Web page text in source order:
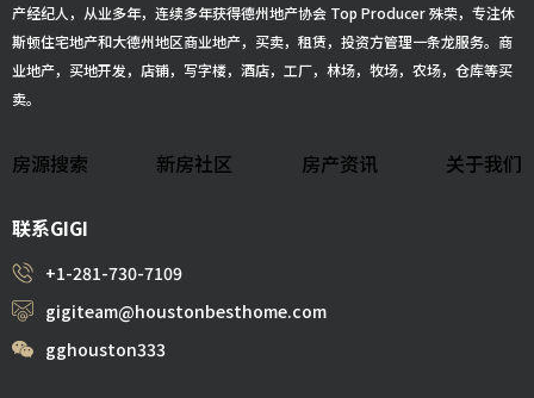
产经纪人，从业多年，连续多年获得德州地产协会 Top Producer 殊荣，专注休
斯顿住宅地产和大德州地区商业地产，买卖，租赁，投资方管理一条龙服务。商
业地产，买地开发，店铺，写字楼，酒店，工厂，林场，牧场，农场，仓库等买
卖。
房源搜索 新房社区 房产资讯 关于我们
联系GIGI
+1-281-730-7109
gigiteam@houstonbesthome.com
gghouston333